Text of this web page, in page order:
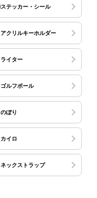
ステッカー・シール
アクリルキーホルダー
ライター
ゴルフボール
のぼり
カイロ
ネックストラップ